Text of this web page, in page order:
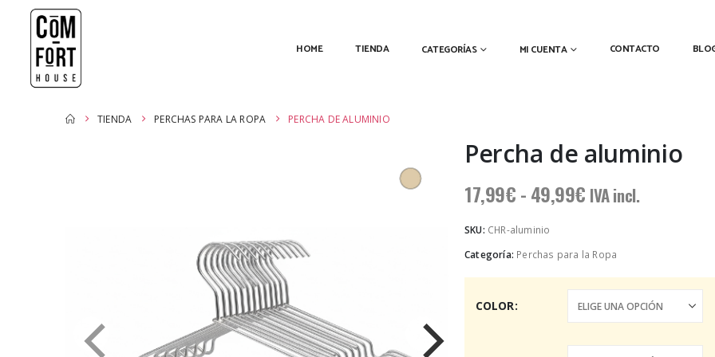
HOME TIENDA CATEGORÍAS MI CUENTA CONTACTO
TIENDA PERCHAS PARA LA ROPA PERCHA DE ALUMINIO
Percha de aluminio
17,99€-49,99€Rango
de
desde
17,99€
hasta
49,99€
IVA incl.
SKU: CHR-aluminio
Categoría: Perchas para la Ropa
COLOR